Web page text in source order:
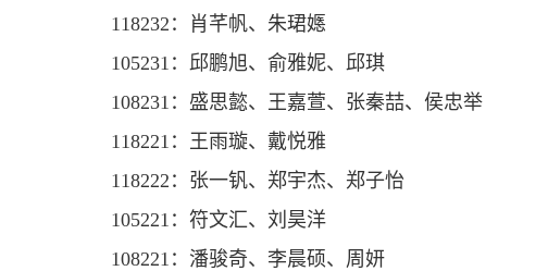
118232 ： 肖芊帆、朱珺嫕
105231 ：邱鹏旭、 俞雅妮、邱琪
108231 ： 盛思懿、 王嘉萱、 张秦喆、侯忠举
118221 ： 王雨璇、戴悦雅
118222 ： 张一钒、 郑宇杰、 郑子怡
105221 ：符文汇、刘昊洋
108221 ： 潘骏奇、 李晨硕、 周妍